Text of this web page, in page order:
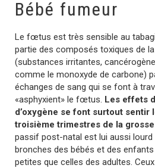
Bébé fumeur
Le fœtus est très sensible au
partie des composés toxiques de
(substances irritantes,
comme le monoxyde de carbone)
échanges de sang qui se font à
«asphyxient» le fœtus. Les effets
d’oxygène se font surtout sentir
troisième trimestres de la
passif post-natal est lui aussi lourd
bronches des bébés et des
petites que celles des adultes.